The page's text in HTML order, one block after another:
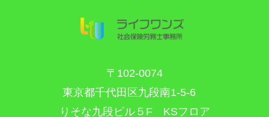
〒102-0074
東京都千代田区九段南1-5-6
りそな九段ビル５F KSフロア